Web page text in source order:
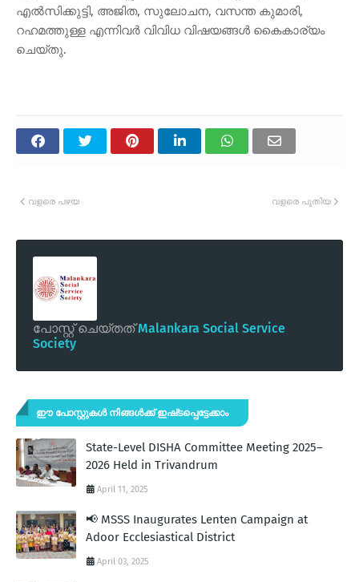
എല്‍സിക്കുട്ടി, അജിത, സുലോചന, വസന്ത കുമാരി,
റഹമത്തുള്ള എന്നിവര്‍ വിവിധ വിഷയങ്ങള്‍ കൈകാര്യം
ചെയ്തു.
വളരെ പുതിയ
വളരെ പഴയ
പോസ്റ്റ് ചെയ്തത്Malankara Social Service
Society
ഈ പോസ്റ്റുകൾ നിങ്ങൾക്ക് ഇഷ്‌‌ടപ്പെട്ടേക്കാം
State-Level DISHA Committee Meeting 2025–
2026 Held in Trivandrum
April 11, 2025
📢 MSSS Inaugurates Lenten Campaign at
Adoor Ecclesiastical District
April 03, 2025